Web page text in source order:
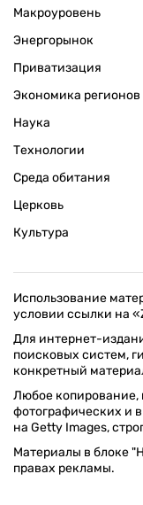
Макроуровень
Энергорынок
Приватизация
Экономика регионов
Наука
Технологии
Среда обитания
Церковь
Культура
Использование
условии ссылки на
Для интернет-
поисковых систем,
конкретный
Любое копирование,
фотографических и
на Getty Images,
Материалы в блоке
правах рекламы.